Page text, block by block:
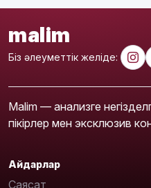
malim
Біз әлеуметтік желіде:
Malim — анализге
пікірлер мен эксклюзив
Айдарлар
Саясат